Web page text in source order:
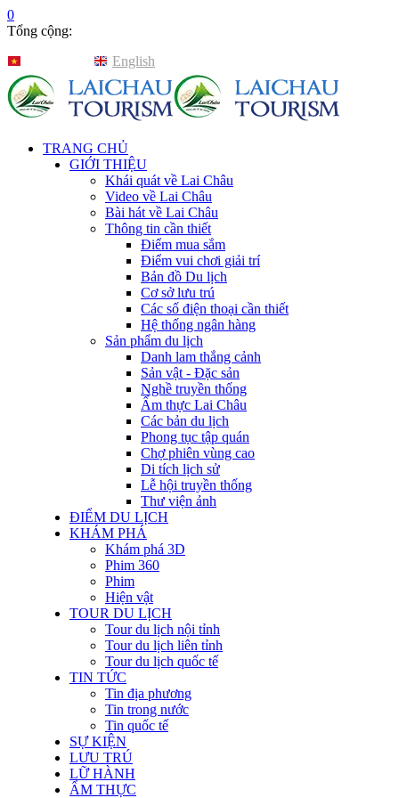
0
Tổng cộng:
English
TRANG CHỦ
GIỚI THIỆU
Khái quát về Lai Châu
Video về Lai Châu
Bài hát về Lai Châu
Thông tin cần thiết
Điểm mua sắm
Điểm vui chơi giải trí
Bản đồ Du lịch
Cơ sở lưu trú
Các số điện thoại cần thiết
Hệ thống ngân hàng
Sản phẩm du lịch
Danh lam thắng cảnh
Sản vật - Đặc sản
Nghề truyền thống
Ẩm thực Lai Châu
Các bản du lịch
Phong tục tập quán
Chợ phiên vùng cao
Di tích lịch sử
Lễ hội truyền thống
Thư viện ảnh
ĐIỂM DU LỊCH
KHÁM PHÁ
Khám phá 3D
Phim 360
Phim
Hiện vật
TOUR DU LỊCH
Tour du lịch nội tỉnh
Tour du lịch liên tỉnh
Tour du lịch quốc tế
TIN TỨC
Tin địa phương
Tin trong nước
Tin quốc tế
SỰ KIỆN
LƯU TRÚ
LỮ HÀNH
ẨM THỰC